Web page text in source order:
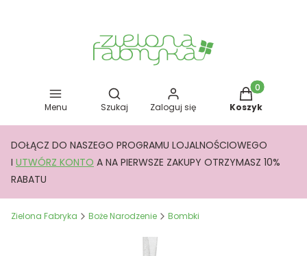
Menu
Otwórz wyszukiwarkę
Szukaj Zaloguj się
Produkty w
Koszyk
DOŁĄCZ DO NASZEGO PROGRAMU LOJALNOŚCIOWEGO
I UTWÓRZ KONTO A NA PIERWSZE ZAKUPY OTRZYMASZ 10%
RABATU
Zielona Fabryka Boże Narodzenie Bombki